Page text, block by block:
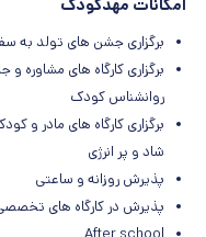
امکانات مهدکودک
برگزاری جشن های تولد به
برگزاری کارگاه های
روانشناس کودک
برگزاری کارگاه های مادر و
شاد و پر انرژی
پذیرش روزانه و ساعتی
پذیرش در کارگاه های